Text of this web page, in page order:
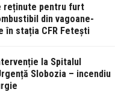
reținute pentru furt
din vagoane-
în stația CFR Fetești
la Spitalul
Slobozia – incendiu